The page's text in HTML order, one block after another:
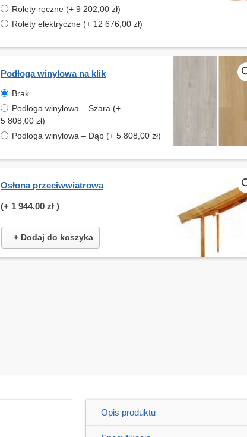
Rolety ręczne (+ 9 202,00 zł)
Rolety elektryczne (+ 12 676,00 zł)
Podłoga winylowa na klik
Brak
Podłoga winylowa – Szara (+
5 808,00 zł)
Podłoga winylowa – Dąb (+ 5 808,00 zł)
Osłona przeciwwiatrowa
(+ 1 944,00 zł )
+ Dodaj do koszyka
Opis produktu